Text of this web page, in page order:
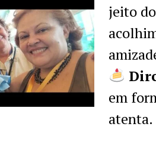
jeito
em
atenta.